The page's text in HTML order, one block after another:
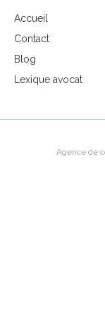
Accueil
Contact
Blog
Lexique avocat
Agence de